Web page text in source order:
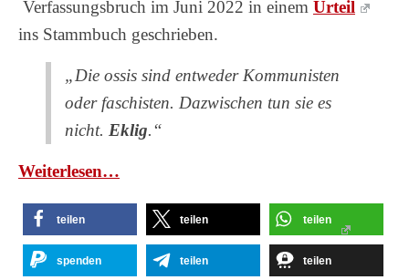
Verfassungsbruch im Juni 2022 in einem Urteil
ins Stammbuch geschrieben.
„Die ossis sind entweder Kommunisten
oder faschisten. Dazwischen tun sie es
nicht. Eklig.“
Wei­ter­le­sen…
teilen teilen teilen
spenden teilen teilen